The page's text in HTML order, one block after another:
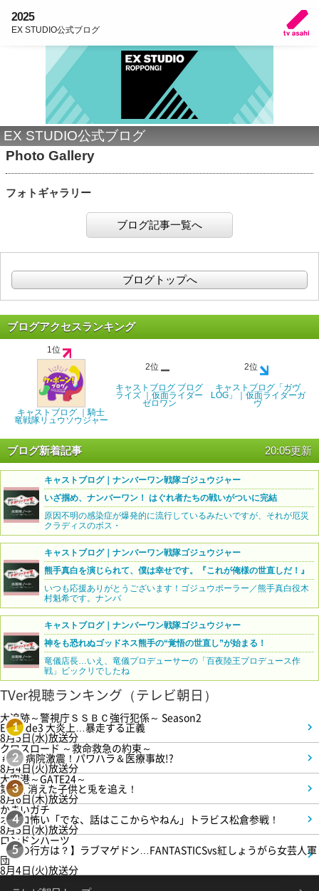
2025
EX STUDIO公式ブログ
EX STUDIO公式ブログ
Photo Gallery
フォトギャラリー
ブログ記事一覧へ
ブログトップへ
ブログアクセスランキング
1位
キャストブログ ｜騎士
竜戦隊リュウソウジャー
2位
キャストブログ ブログ
ライズ ｜仮面ライダー
ゼロワン
2位
キャストブログ「ガヴ
LOG」｜仮面ライダーガ
ヴ
ブログ新着記事 20:05更新
キャストブログ｜ナンバーワン戦隊ゴジュウジャー
いざ掴め、ナンバーワン！ はぐれ者たちの戦いがついに完結
原因不明の感染症が爆発的に流行しているみたいですが、それが厄災
クラディスのボス・
キャストブログ｜ナンバーワン戦隊ゴジュウジャー
熊手真白を演じられて、僕は幸せです。『これが俺様の世直しだ！』
いつも応援ありがとうございます！ゴジュウポーラー／熊手真白役木
村魁希です。ナンバ
キャストブログ｜ナンバーワン戦隊ゴジュウジャー
神をも恐れぬゴッドネス熊手の“覚悟の世直し”が始まる！
竜儀店長…いえ、竜儀プロデューサーの「百夜陸王プロデュース作
戦」ビックリでしたね
TVer視聴ランキング（テレビ朝日）
1
大追跡～警視庁ＳＳＢＣ強行犯係～ Season2
Episode3 大炎上…暴走する正義
8月5日(水)放送分
2
クロスロード ～救命救急の約束～
＃5 病院激震！パワハラ＆医療事故!?
8月4日(火)放送分
3
大空港～GATE24～
第3話 消えた子供と兎を追え！
8月6日(木)放送分
4
かまいガチ
オモロ怖い「でな、話はここからやねん」トラビス松倉参戦！
8月5日(水)放送分
5
ロンドンハーツ
【恋の行方は？】ラブマゲドン…FANTASTICSvs紅しょうがら女芸人軍
団
8月4日(火)放送分